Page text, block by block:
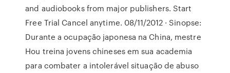
and audiobooks from major publishers. Start
Free Trial Cancel anytime. 08/11/2012 · Sinopse:
Durante a ocupação japonesa na China, mestre
Hou treina jovens chineses em sua academia
para combater a intolerável situação de abuso